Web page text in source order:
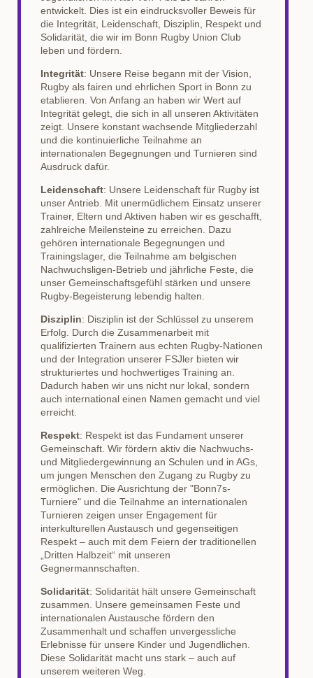
entwickelt. Dies ist ein eindrucksvoller Beweis für
die Integrität, Leidenschaft, Disziplin, Respekt und
Solidarität, die wir im Bonn Rugby Union Club
leben und fördern.
Integrität: Unsere Reise begann mit der Vision,
Rugby als fairen und ehrlichen Sport in Bonn zu
etablieren. Von Anfang an haben wir Wert auf
Integrität gelegt, die sich in all unseren Aktivitäten
zeigt. Unsere konstant wachsende Mitgliederzahl
und die kontinuierliche Teilnahme an
internationalen Begegnungen und Turnieren sind
Ausdruck dafür.
Leidenschaft: Unsere Leidenschaft für Rugby ist
unser Antrieb. Mit unermüdlichem Einsatz unserer
Trainer, Eltern und Aktiven haben wir es geschafft,
zahlreiche Meilensteine zu erreichen. Dazu
gehören internationale Begegnungen und
Trainingslager, die Teilnahme am belgischen
Nachwuchsligen-Betrieb und jährliche Feste, die
unser Gemeinschaftsgefühl stärken und unsere
Rugby-Begeisterung lebendig halten.
Disziplin: Disziplin ist der Schlüssel zu unserem
Erfolg. Durch die Zusammenarbeit mit
qualifizierten Trainern aus echten Rugby-Nationen
und der Integration unserer FSJler bieten wir
strukturiertes und hochwertiges Training an.
Dadurch haben wir uns nicht nur lokal, sondern
auch international einen Namen gemacht und viel
erreicht.
Respekt: Respekt ist das Fundament unserer
Gemeinschaft. Wir fördern aktiv die Nachwuchs-
und Mitgliedergewinnung an Schulen und in AGs,
um jungen Menschen den Zugang zu Rugby zu
ermöglichen. Die Ausrichtung der "Bonn7s-
Turniere" und die Teilnahme an internationalen
Turnieren zeigen unser Engagement für
interkulturellen Austausch und gegenseitigen
Respekt – auch mit dem Feiern der traditionellen
„Dritten Halbzeit“ mit unseren
Gegnermannschaften.
Solidarität: Solidarität hält unsere Gemeinschaft
zusammen. Unsere gemeinsamen Feste und
internationalen Austausche fördern den
Zusammenhalt und schaffen unvergessliche
Erlebnisse für unsere Kinder und Jugendlichen.
Diese Solidarität macht uns stark – auch auf
unserem weiteren Weg.